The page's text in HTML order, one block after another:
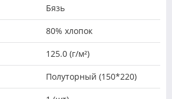
Бязь
80% хлопок
125.0 (г/м²)
Полуторный (150*220)